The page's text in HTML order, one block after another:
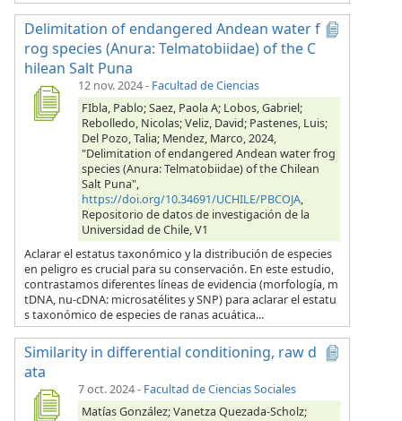
Delimitation of endangered Andean water f
rog species (Anura: Telmatobiidae) of the C
hilean Salt Puna
12 nov. 2024- Facultad de Ciencias
FIbla, Pablo; Saez, Paola A; Lobos, Gabriel;
Rebolledo, Nicolas; Veliz, David; Pastenes, Luis;
Del Pozo, Talia; Mendez, Marco, 2024,
"Delimitation of endangered Andean water frog
species (Anura: Telmatobiidae) of the Chilean
Salt Puna",
https://doi.org/10.34691/UCHILE/PBCOJA,
Repositorio de datos de investigación de la
Universidad de Chile, V1
Aclarar el estatus taxonómico y la distribución de especies
en peligro es crucial para su conservación. En este estudio,
contrastamos diferentes líneas de evidencia (morfología, m
tDNA, nu-cDNA: microsatélites y SNP) para aclarar el estatu
s taxonómico de especies de ranas acuática...
Similarity in differential conditioning, raw d
ata
7 oct. 2024- Facultad de Ciencias Sociales
Matías González; Vanetza Quezada-Scholz;